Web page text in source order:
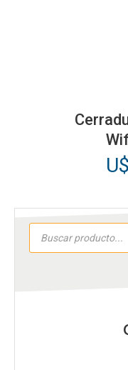
Búsqueda
productos